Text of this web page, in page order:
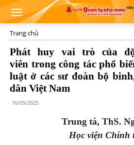
Trang chủ
Phát huy vai trò của
viên trong công tác phổ
luật ở các sư đoàn bộ
dân Việt Nam
16/05/2025
Trung tá, ThS.
Học viện Chính